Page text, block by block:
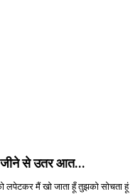
जीने से उतर आत...
लपेटकर मैं खो जाता हूँ तुझको सोचता हूं